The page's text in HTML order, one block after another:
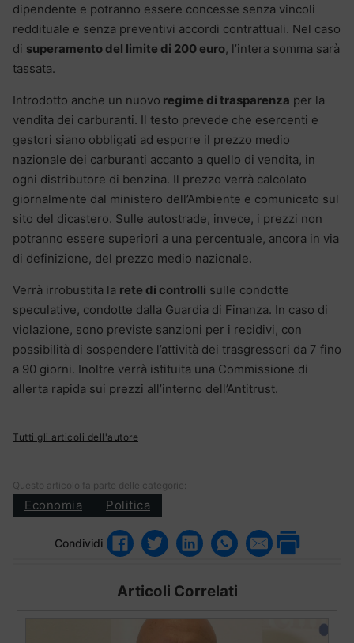
dipendente e potranno essere concesse senza vincoli
reddituale e senza preventivi accordi contrattuali. Nel caso
di superamento del limite di 200 euro, l’intera somma sarà
tassata.
Introdotto anche un nuovo regime di trasparenza per la
vendita dei carburanti. Il testo prevede che esercenti e
gestori siano obbligati ad esporre il prezzo medio
nazionale dei carburanti accanto a quello di vendita, in
ogni distributore di benzina. Il prezzo verrà calcolato
giornalmente dal ministero dell’Ambiente e comunicato sul
sito del dicastero. Sulle autostrade, invece, i prezzi non
potranno essere superiori a una percentuale, ancora in via
di definizione, del prezzo medio nazionale.
Verrà irrobustita la rete di controlli sulle condotte
speculative, condotte dalla Guardia di Finanza. In caso di
violazione, sono previste sanzioni per i recidivi, con
possibilità di sospendere l’attività dei trasgressori da 7 fino
a 90 giorni. Inoltre verrà istituita una Commissione di
allerta rapida sui prezzi all’interno dell’Antitrust.
Tutti gli articoli dell'autore
Questo articolo fa parte delle categorie:
Economia Politica
Condividi
Articoli Correlati